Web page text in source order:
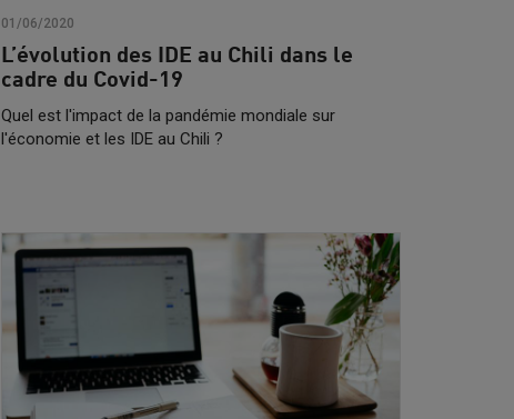
01/06/2020
L’évolution des IDE au Chili dans le
cadre du Covid-19
Quel est l'impact de la pandémie mondiale sur
l'économie et les IDE au Chili ?